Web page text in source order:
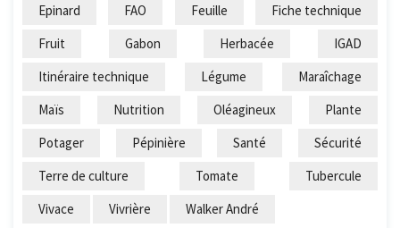
Epinard
FAO Feuille
Fiche technique
Fruit
Gabon Herbacée
IGAD
Itinéraire technique
Légume
Maraîchage
Maïs
Nutrition Oléagineux
Plante
Potager
Pépinière Santé
Sécurité
Terre de culture
Tomate
Tubercule
Vivace
Vivrière Walker André